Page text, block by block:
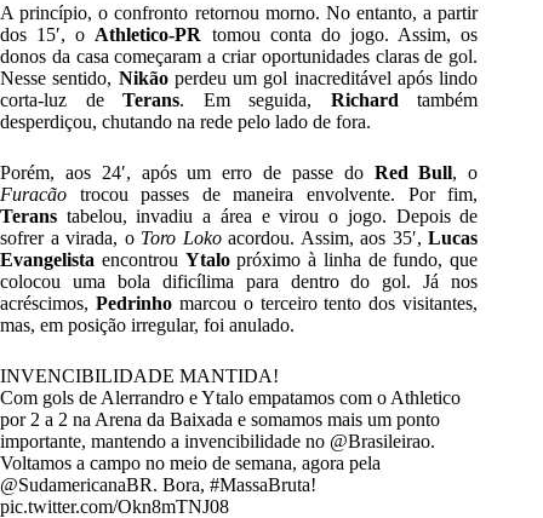
A princípio, o confronto retornou morno. No entanto, a partir
dos 15′, o Athletico-PR tomou conta do jogo. Assim, os
donos da casa começaram a criar oportunidades claras de gol.
Nesse sentido, Nikãoperdeu um gol inacreditável após lindo
corta-luz deTerans. Em seguida, Richard também
desperdiçou, chutando na rede pelo lado de fora.
Porém, aos 24′, após um erro de passe do Red Bull, o
Furacão trocou passes de maneira envolvente. Por fim,
Terans tabelou, invadiu a área e virou o jogo. Depois de
sofrer a virada, o Toro Lokoacordou. Assim, aos 35′,Lucas
Evangelista encontrou Ytalopróximo à linha de fundo, que
colocou uma bola dificílima para dentro do gol. Já nos
acréscimos, Pedrinhomarcou o terceiro tento dos visitantes,
mas, em posição irregular, foi anulado.
INVENCIBILIDADE MANTIDA!
Com gols de Alerrandro e Ytalo empatamos com o Athletico
por 2 a 2 na Arena da Baixada e somamos mais um ponto
importante, mantendo a invencibilidade no @Brasileirao.
Voltamos a campo no meio de semana, agora pela
@SudamericanaBR. Bora, #MassaBruta!
pic.twitter.com/Okn8mTNJ08